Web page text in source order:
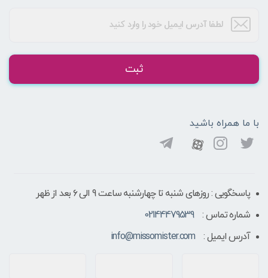
ثبت
با ما همراه باشید
پاسخگویی : روزهای شنبه تا چهارشنبه ساعت 9 الی ۶ بعد از ظهر
شماره تماس :
02144479539
آدرس ایمیل :
info@missomister.com